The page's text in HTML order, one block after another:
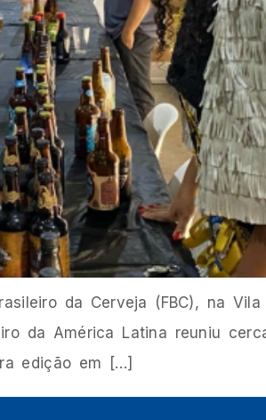
da Cerveja (FBC), na Vila
da América Latina reuniu
edição em […]